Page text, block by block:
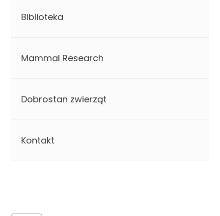
Biblioteka
Mammal Research
Dobrostan zwierząt
Kontakt